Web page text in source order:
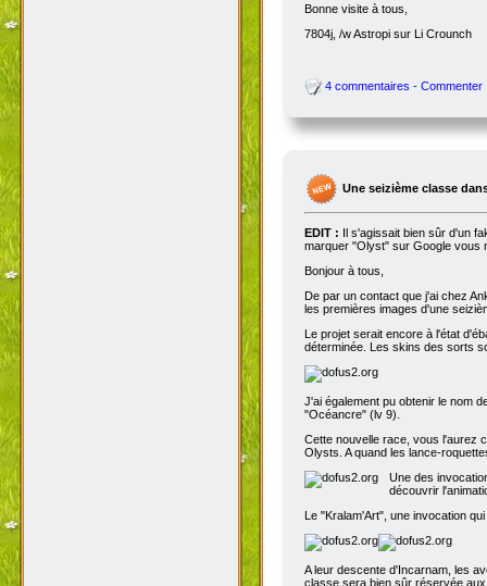
Bonne visite à tous,
7804j, /w Astropi sur Li Crounch
4 commentaires - Commenter
Une seizième classe
EDIT : Il s'agissait bien sûr d'un
marquer "Olyst" sur Google vous
Bonjour à tous,
De par un contact que j'ai chez
les premières images d'une
Le projet serait encore à l'état
déterminée. Les skins des sorts
J'ai également pu obtenir le nom
"Océancre" (lv 9).
Cette nouvelle race, vous l'aurez
Olysts. A quand les lance-
Une des
découvrir
Le "Kralam'Art", une invocation
A leur descente d'Incarnam, les
classe sera bien sûr réservée